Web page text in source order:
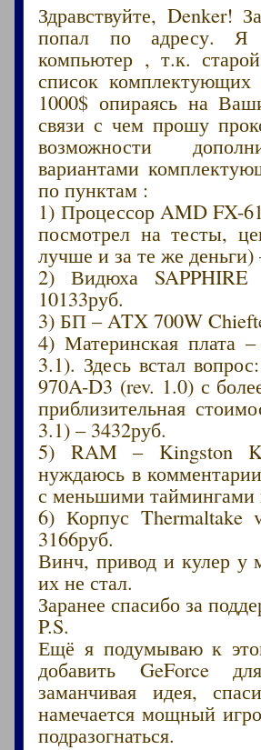
Здравствуйте, Denker!
попал по адресу. Я
компьютер , т.к.
список комплектующих
1000$ опираясь на
связи с чем прошу
возможности
вариантами
по пунктам :
1) Процессор AMD FX-
посмотрел на тесты,
лучше и за те же деньги)
2) Видюха
10133руб.
3) БП – ATX 700W
4) Материнская плата
3.1). Здесь встал
970A-D3 (rev. 1.0) с
приблизительная
3.1) – 3432руб.
5) RAM – Kingston
нуждаюсь в
с меньшими таймингами
6) Корпус Thermaltake
3166руб.
Винч, привод и кулер у
их не стал.
Заранее спасибо за
P.S.
Ещё я подумываю к
добавить GeForce
заманчивая идея,
намечается мощный
подразогнаться.